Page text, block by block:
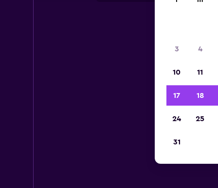
3 4
10 11
17 18
24 25
31